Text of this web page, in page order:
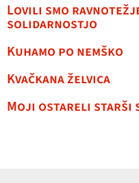
Lovili smo
solidarnostjo
Kuhamo po nemško
Kvačkana želvica
Moji ostareli starši